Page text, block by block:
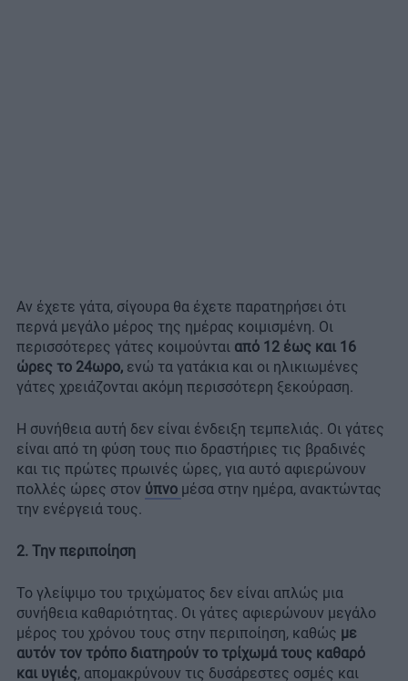
Αν έχετε γάτα, σίγουρα θα έχετε παρατηρήσει ότι
περνά μεγάλο μέρος της ημέρας κοιμισμένη. Οι
περισσότερες γάτες κοιμούνται από 12 έως και 16
ώρες το 24ωρο, ενώ τα γατάκια και οι ηλικιωμένες
γάτες χρειάζονται ακόμη περισσότερη ξεκούραση.
Η συνήθεια αυτή δεν είναι ένδειξη τεμπελιάς. Οι γάτες
είναι από τη φύση τους πιο δραστήριες τις βραδινές
και τις πρώτες πρωινές ώρες, για αυτό αφιερώνουν
πολλές ώρες στον ύπνο μέσα στην ημέρα, ανακτώντας
την ενέργειά τους.
2. Την περιποίηση
Το γλείψιμο του τριχώματος δεν είναι απλώς μια
συνήθεια καθαριότητας. Οι γάτες αφιερώνουν μεγάλο
μέρος του χρόνου τους στην περιποίηση, καθώς με
αυτόν τον τρόπο διατηρούν το τρίχωμά τους καθαρό
και υγιές, απομακρύνουν τις δυσάρεστες οσμές και